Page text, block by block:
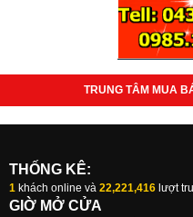
TRUNG TÂM MUA
THỐNG KÊ:
1 khách online và 22,221,416 lượt
GIỜ MỞ CỬA